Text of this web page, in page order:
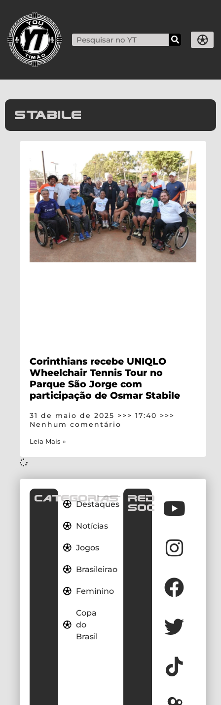
stabile
Corinthians recebe UNIQLO
Wheelchair Tennis Tour no
Parque São Jorge com
participação de Osmar Stabile
31 de maio de 2025
17:40
Nenhum comentário
Leia Mais »
CATEGORIAS
Destaques
Notícias
Jogos
Brasileirao
Feminino
Copa
do
Brasil
REDES
SOCIAIS